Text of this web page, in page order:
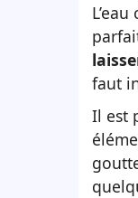
faut
Il est